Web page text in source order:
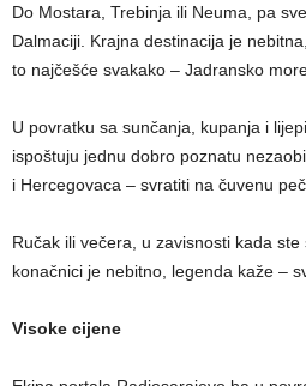
Do Mostara, Trebinja ili Neuma, pa
Dalmaciji. Krajna destinacija je
to najčešće svakako – Jadransko
U povratku sa sunčanja, kupanja i
ispoštuju jednu dobro poznatu
i Hercegovaca – svratiti na čuvenu
Ručak ili večera, u zavisnosti kada ste
konačnici je nebitno, legenda kaže –
Visoke cijene